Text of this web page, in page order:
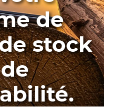
de
stock